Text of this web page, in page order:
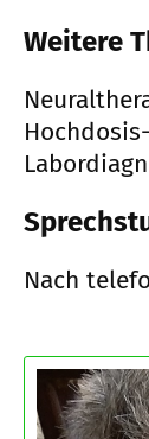
Weitere
Nach